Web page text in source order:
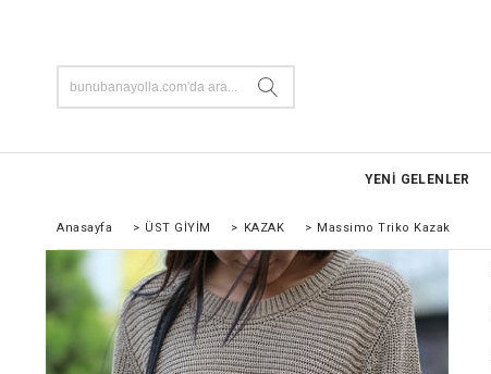
YENİ GELENLER
Anasayfa > ÜST GİYİM > KAZAK > Massimo Triko Kazak